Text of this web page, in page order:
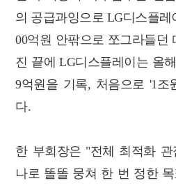
의 공급과잉으로 LG디스플
00억원 안팎으로 쪼그라들던
진 끝에 LG디스플레이는 올
9억원을 기록, 처음으로 '1조
다.
한 부회장은 "전체 최적화
나로 똘똘 뭉쳐 한 번 정한